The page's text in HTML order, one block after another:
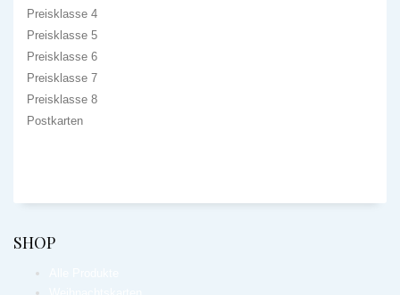
Preisklasse 4
Preisklasse 5
Preisklasse 6
Preisklasse 7
Preisklasse 8
Postkarten
SHOP